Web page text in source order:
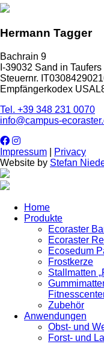
27
November
Hermann Tagger
Bachrain 9
I-39032 Sand in Taufers
Steuernr.
Empfängerkodex
Tel. +39 348 231 0070
info@campus-
Impressum
Privacy
Website by Stefan
Home
Produkte
Ecoraster
Ecoraster
Ecosedum
Frostkerze
Stallmatten
Zubehör
Anwendungen
Obst- und
Forst- und